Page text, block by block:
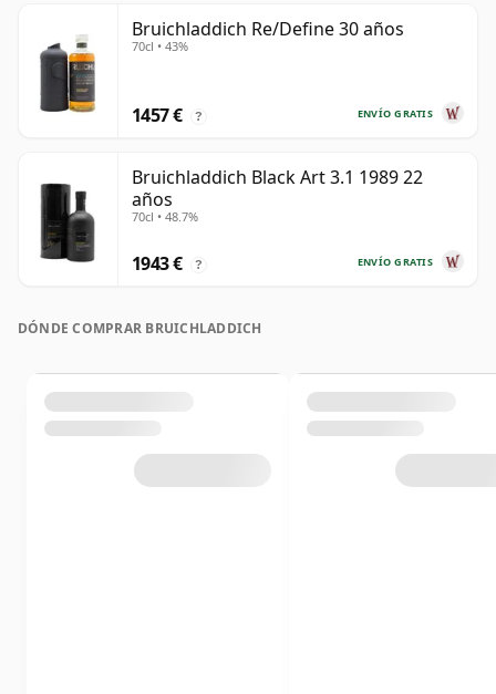
Bruichladdich Re/Define 30 años
70cl • 43%
ENVÍO GRATIS
1457 € ?
Bruichladdich Black Art 3.1 1989 22
años
70cl • 48.7%
ENVÍO GRATIS
1943 € ?
DÓNDE COMPRAR BRUICHLADDICH